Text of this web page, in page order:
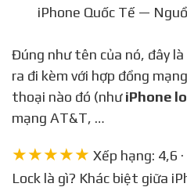
iPhone Quốc Tế —
Đúng như tên của nó, đây là loại điện thoại được bán
ra đi kèm với hợp đồng
thoại nào đó (nhưiPhone
mạng AT&T, …
★★★★★ Xếp hạng: 4,6
Lock là gì? Khác biệt giữa